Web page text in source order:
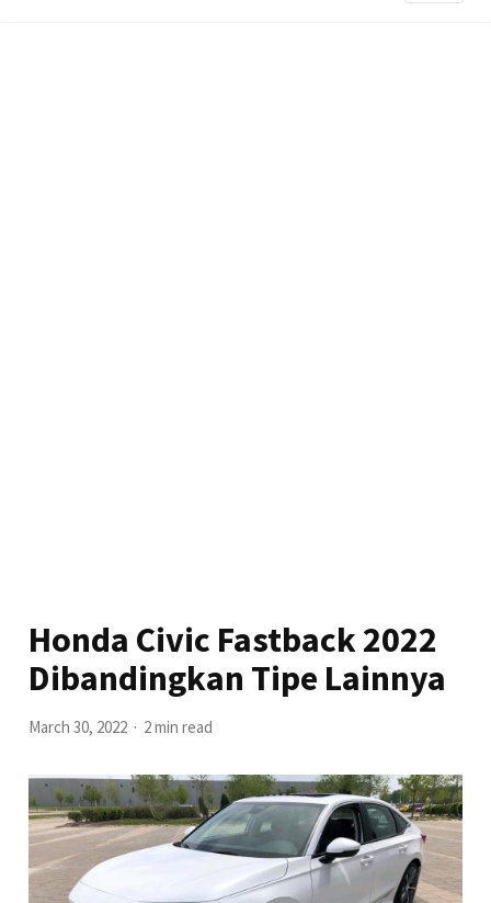
Honda Civic Fastback 2022
Dibandingkan Tipe Lainnya
March 30, 2022 2 min read